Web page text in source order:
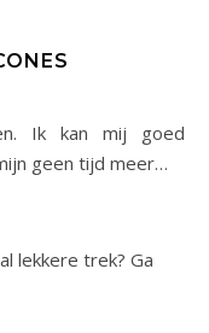
geen tijd meer…
lekkere trek? Ga